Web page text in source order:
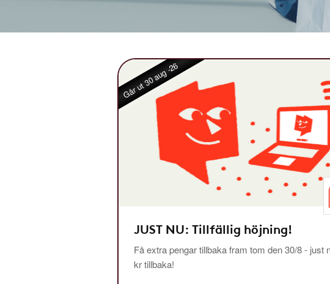
Går ut 30 aug -26
JUST NU: Tillfällig höjning!
Få extra pengar tillbaka fram tom den 30/8 - just
kr tillbaka!